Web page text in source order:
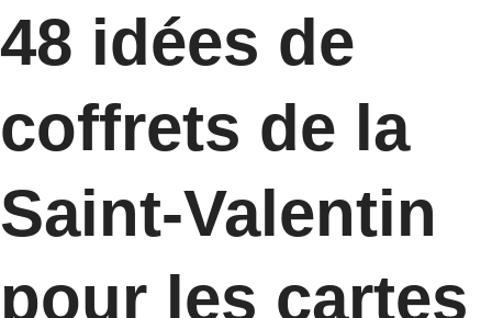
48 idées de
coffrets de la
Saint-Valentin
pour les cartes